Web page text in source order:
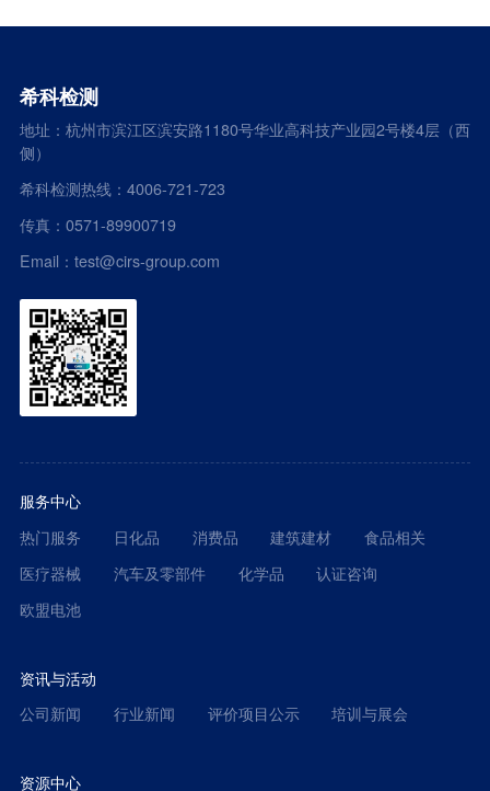
希科检测
地址：杭州市滨江区滨安路1180号华业高科技产业园2号楼4层（西
侧）
希科检测热线：4006-721-723
传真：0571-89900719
Email：test@cirs-group.com
服务中心
热门服务
日化品 消费品 建筑建材
食品相关
医疗器械
汽车及零部件 化学品
认证咨询
欧盟电池
资讯与活动
公司新闻
行业新闻 评价项目公示 培训与展会
资源中心